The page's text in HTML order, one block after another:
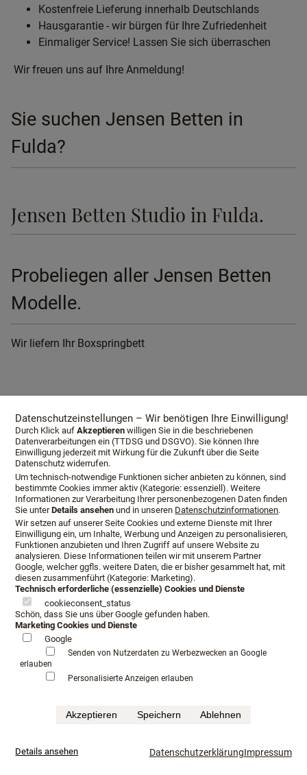
Kostenfreie Lieferung innerhalb Deutschlands
Hausgarantie - wir bürgen für Ihre Zufriedenheit
Einmaliger Service! Lassen Sie sich überraschen
Wir freuen uns auf Ihre Anmeldung!
Sie suchen Jensen Betten in
Fulda?
Jensen Betten Studio in Fulda.
Probeliegen aller Jensen Betten
Modelle.
Wir liefern Ihr Boxspringbett
Weitere Informationen finden Sie unter:
<link internal-link internal link in current>Jensen Betten
Fulda
Den Zeitpunkt der Beratung
bestimmen Sie.
Herr Lang und Frau Wosmüller widmen sich auf Wunsch
persönlich Ihrem neuen Möbelstück.
Mit Erfahrung und ganz besonderem Engagement entsteht
den richtigen und sinnvollen Einsatz des Naturmaterials
Datenschutzeinstellungen – Wir benötigen Ihre Einwilligung!
Durch Klick aufAkzeptieren willigen Sie in die beschriebenen
Datenverarbeitungen ein (TTDSG und DSGVO). Sie können Ihre
Einwilligung jederzeit mit Wirkung für die Zukunft über die Seite
Datenschutz widerrufen.
Um technisch-notwendige Funktionen sicher anbieten zu können, sind
bestimmte Cookies immer aktiv (Kategorie: essenziell). Weitere
Informationen zur Verarbeitung Ihrer personenbezogenen Daten finden
Sie unterDetails ansehen und in unseren Datenschutzinformationen.
Wir setzen auf unserer Seite Cookies und externe Dienste mit Ihrer
Einwilligung ein, um Inhalte, Werbung und Anzeigen zu personalisieren,
Funktionen anzubieten und Ihren Zugriff auf unsere Website zu
analysieren. Diese Informationen teilen wir mit unserem Partner
Google, welcher ggfls. weitere Daten, die er bisher gesammelt hat, mit
diesen zusammenführt (Kategorie: Marketing).
Technisch erforderliche (essenzielle) Cookies und Dienste
cookieconsent_status
Schön, dass Sie uns über Google gefunden haben.
Marketing Cookies und Dienste
Google
Senden von Nutzerdaten zu Werbezwecken an Google
erlauben
Personalisierte Anzeigen erlauben
Akzeptieren Speichern Ablehnen
Details ansehen DatenschutzerklärungImpressum